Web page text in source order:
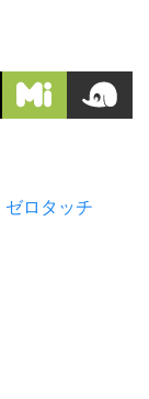
ゼロタッチ